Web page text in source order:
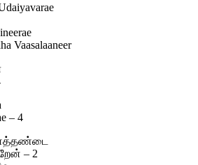
Vaasalaaneer
– 4
– 2